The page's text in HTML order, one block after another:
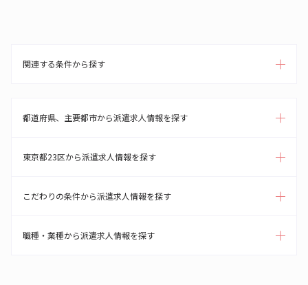
関連する条件から探す
都道府県、主要都市から派遣求人情報を探す
東京都23区から派遣求人情報を探す
こだわりの条件から派遣求人情報を探す
職種・業種から派遣求人情報を探す